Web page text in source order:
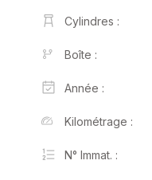
Cylindres :
Boîte :
Année :
Kilométrage :
N° Immat. :